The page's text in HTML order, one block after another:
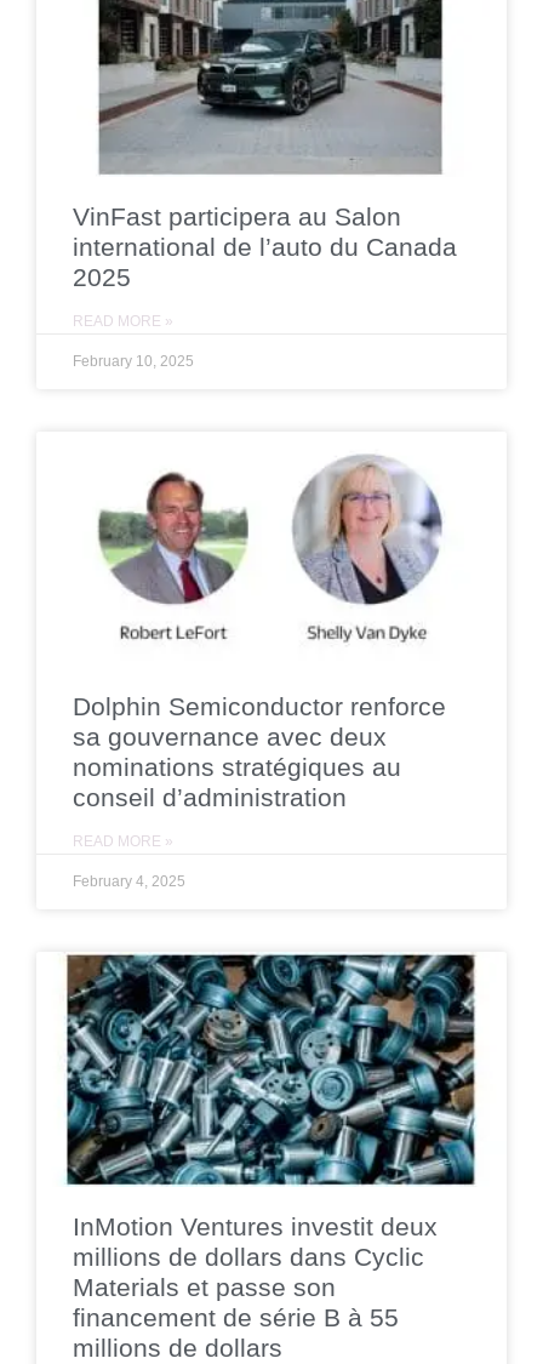
VinFast participera au Salon
international de l’auto du Canada
2025
READ MORE »
February 10, 2025
Dolphin Semiconductor renforce
sa gouvernance avec deux
nominations stratégiques au
conseil d’administration
READ MORE »
February 4, 2025
InMotion Ventures investit deux
millions de dollars dans Cyclic
Materials et passe son
financement de série B à 55
millions de dollars